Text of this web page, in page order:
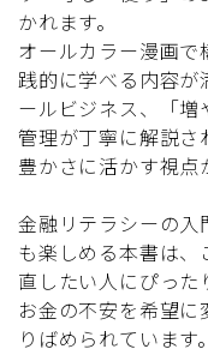
かれます。
オールカラー漫画
践的に学べる内容が
ールビジネス、「
管理が丁寧に解説さ
豊かさに活かす視点
金融リテラシーの入
も楽しめる本書は
直したい人にぴった
お金の不安を希望
りばめられています。